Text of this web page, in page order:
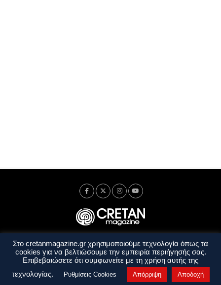
Ταυτότητα Πολιτική Απορρήτου
Όροι Χρήσης
Όροι και Προϋποθέσεις
Στο cretanmagazine.gr χρησιμοποιούμε τεχνολογία όπως τα
cookies για να βελτιώσουμε την εμπειρία περιήγησής σας.
Επιβεβαιώσετε ότι συμφωνείτε με τη χρήση αυτής της
τεχνολογίας.
Ρυθμίσεις Cookies Απόρριψη Αποδοχή